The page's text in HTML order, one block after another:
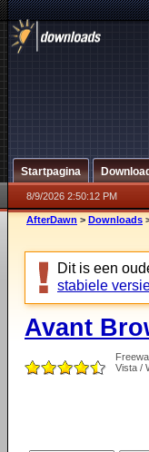
Startpagina
8/9/2026 2:50:12 PM
AfterDawn > Downloads
Dit is een
stabiele
Avant
Vista /